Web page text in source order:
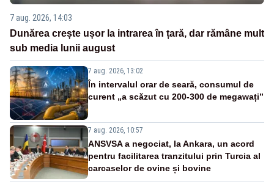
7 aug. 2026, 14:03
Dunărea crește ușor la intrarea în țară, dar rămâne mult
sub media lunii august
7 aug. 2026, 13:02
În intervalul orar de seară, consumul de
curent „a scăzut cu 200-300 de megawați”
7 aug. 2026, 10:57
ANSVSA a negociat, la Ankara, un acord
pentru facilitarea tranzitului prin Turcia al
carcaselor de ovine și bovine